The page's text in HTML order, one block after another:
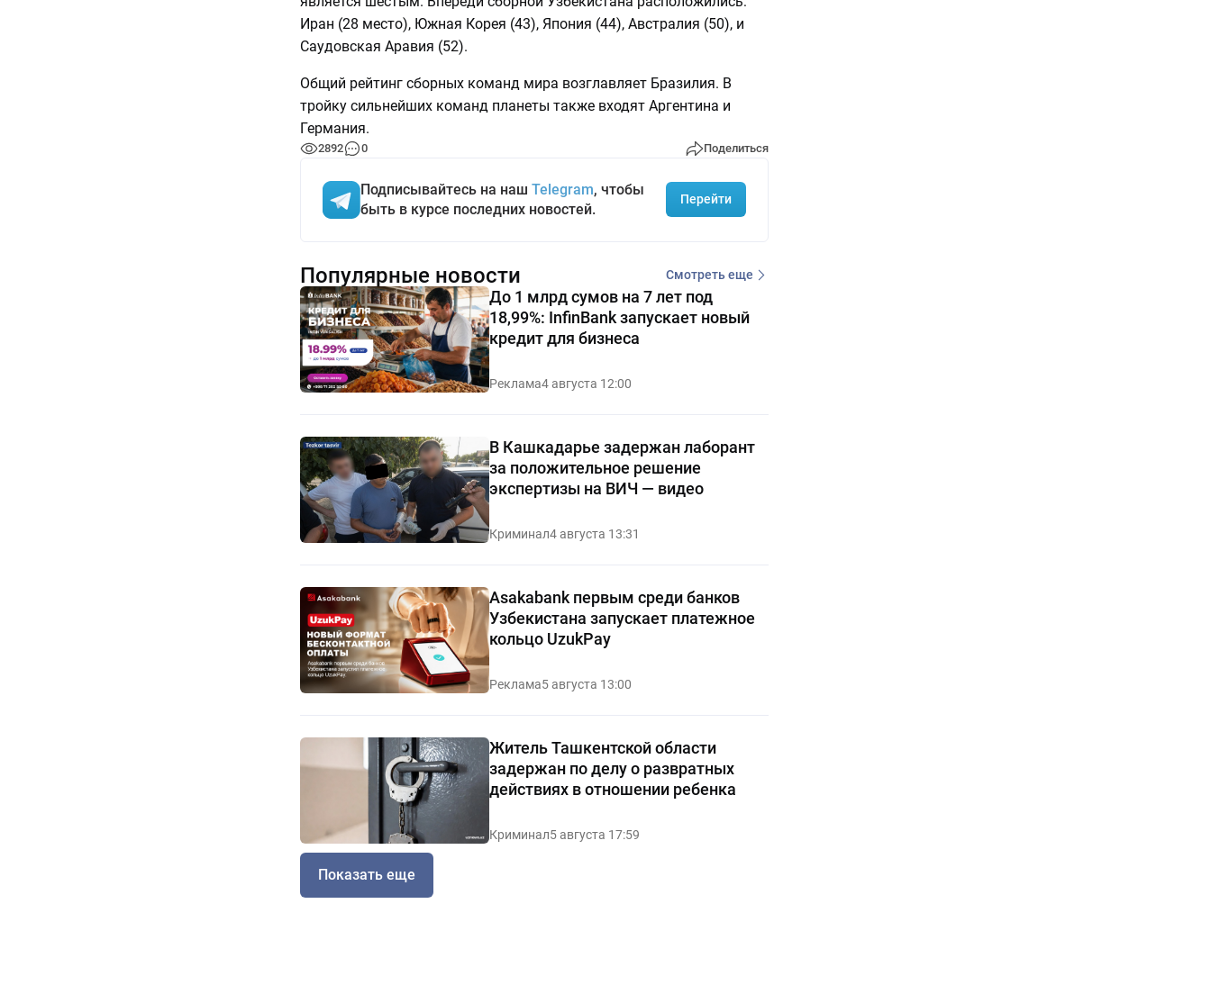
Иран (28 место), Южная Корея (43), Япония (44), Австралия (50), и
Саудовская Аравия (52).
Общий рейтинг сборных команд мира возглавляет Бразилия. В
тройку сильнейших команд планеты также входят Аргентина и
Германия.
2892 0 Поделиться
Подписывайтесь на наш Telegram, чтобы
быть в курсе последних новостей.
Перейти
Популярные новости Смотреть еще
До 1 млрд сумов на 7 лет под
18,99%: InfinBank запускает новый
кредит для бизнеса
Реклама4 августа 12:00
В Кашкадарье задержан лаборант
за положительное решение
экспертизы на ВИЧ — видео
Криминал4 августа 13:31
Asakabank первым среди банков
Узбекистана запускает платежное
кольцо UzukPay
Реклама5 августа 13:00
Житель Ташкентской области
задержан по делу о развратных
действиях в отношении ребенка
Криминал5 августа 17:59
Показать еще